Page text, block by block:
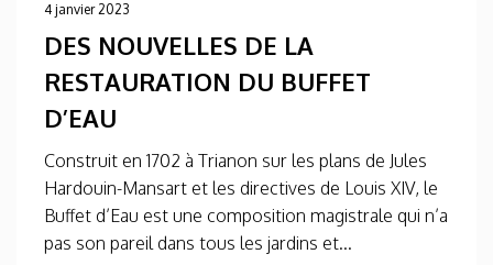
4 janvier 2023
DES NOUVELLES DE LA
RESTAURATION DU BUFFET
D’EAU
Construit en 1702 à Trianon sur les plans de Jules
Hardouin-Mansart et les directives de Louis XIV, le
Buffet d’Eau est une composition magistrale qui n’a
pas son pareil dans tous les jardins et...